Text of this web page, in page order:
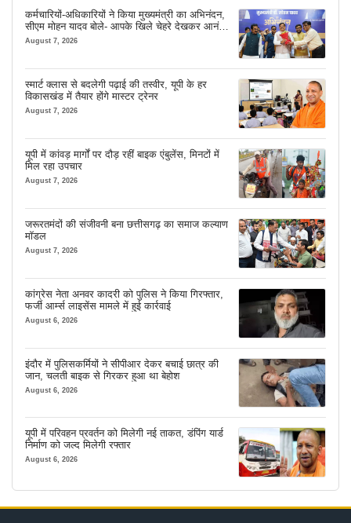
कर्मचारियों-अधिकारियों ने किया मुख्यमंत्री का अभिनंदन,
सीएम मोहन यादव बोले- आपके खिले चेहरे देखकर आनंद
आता है
August 7, 2026
स्मार्ट क्लास से बदलेगी पढ़ाई की तस्वीर, यूपी के हर
विकासखंड में तैयार होंगे मास्टर ट्रेनर
August 7, 2026
यूपी में कांवड़ मार्गों पर दौड़ रहीं बाइक एंबुलेंस, मिनटों में
मिल रहा उपचार
August 7, 2026
जरूरतमंदों की संजीवनी बना छत्तीसगढ़ का समाज कल्याण
मॉडल
August 7, 2026
कांग्रेस नेता अनवर कादरी को पुलिस ने किया गिरफ्तार,
फर्जी आर्म्स लाइसेंस मामले में हुई कार्रवाई
August 6, 2026
इंदौर में पुलिसकर्मियों ने सीपीआर देकर बचाई छात्र की
जान, चलती बाइक से गिरकर हुआ था बेहोश
August 6, 2026
यूपी में परिवहन प्रवर्तन को मिलेगी नई ताकत, डंपिंग यार्ड
निर्माण को जल्द मिलेगी रफ्तार
August 6, 2026